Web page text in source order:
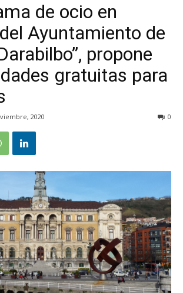
de ocio en
Ayuntamiento de
propone
gratuitas para
2020 0